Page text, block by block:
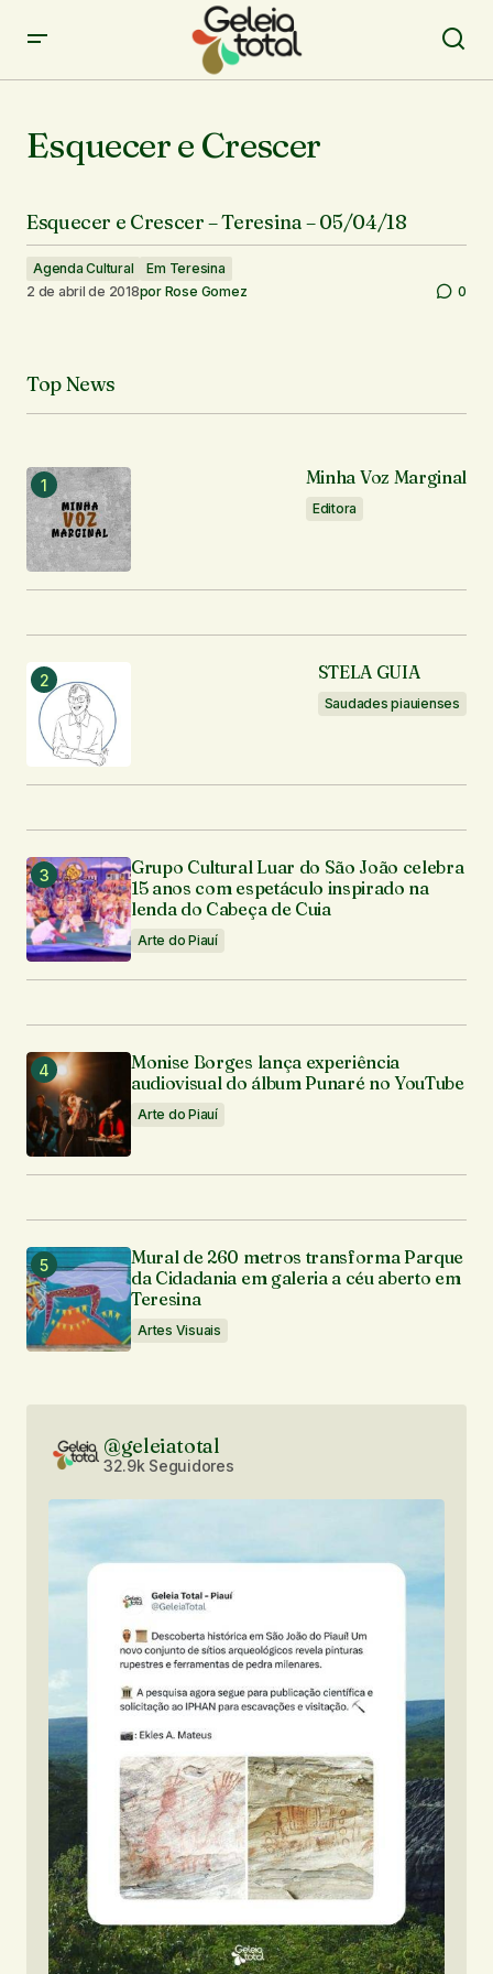
Esquecer e Crescer
Esquecer e Crescer – Teresina – 05/04/18
Agenda Cultural
Em Teresina
2 de abril de 2018por Rose Gomez 0
Top News
Minha Voz Marginal
Editora
STELA GUIA
Saudades piauienses
Grupo Cultural Luar do São João celebra
15 anos com espetáculo inspirado na
lenda do Cabeça de Cuia
Arte do Piauí
Monise Borges lança experiência
audiovisual do álbum Punaré no YouTube
Arte do Piauí
Mural de 260 metros transforma Parque
da Cidadania em galeria a céu aberto em
Teresina
Artes Visuais
@geleiatotal
32.9k Seguidores